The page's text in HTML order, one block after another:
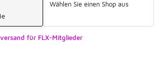
Wählen Sie einen Shop aus
für FLX-Mitglieder